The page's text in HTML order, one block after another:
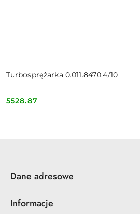
Turbosprężarka 0.011.8470.4/10
Cena:
5528.87
Dane adresowe
Informacje